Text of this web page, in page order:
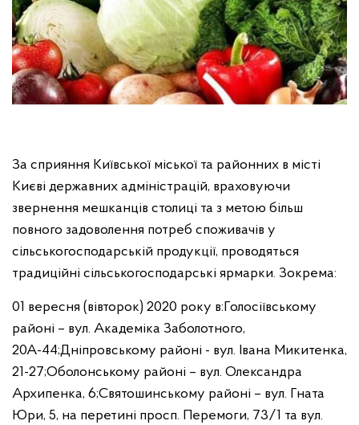
За сприяння Київської міської та районних в місті
Києві державних адміністрацій, враховуючи
звернення мешканців столиці та з метою більш
повного задоволення потреб споживачів у
сільськогосподарській продукції, проводяться
традиційні сільськогосподарські ярмарки. Зокрема:
01 вересня (вівторок) 2020 року в:Голосіївському
районі – вул. Академіка Заболотного,
20А-44;Дніпровському районі - вул. Івана Микитенка,
21-27;Оболонському районі – вул. Олександра
Архипенка, 6;Святошинському районі – вул. Гната
Юри, 5, на перетині просп. Перемоги, 73/1 та вул.